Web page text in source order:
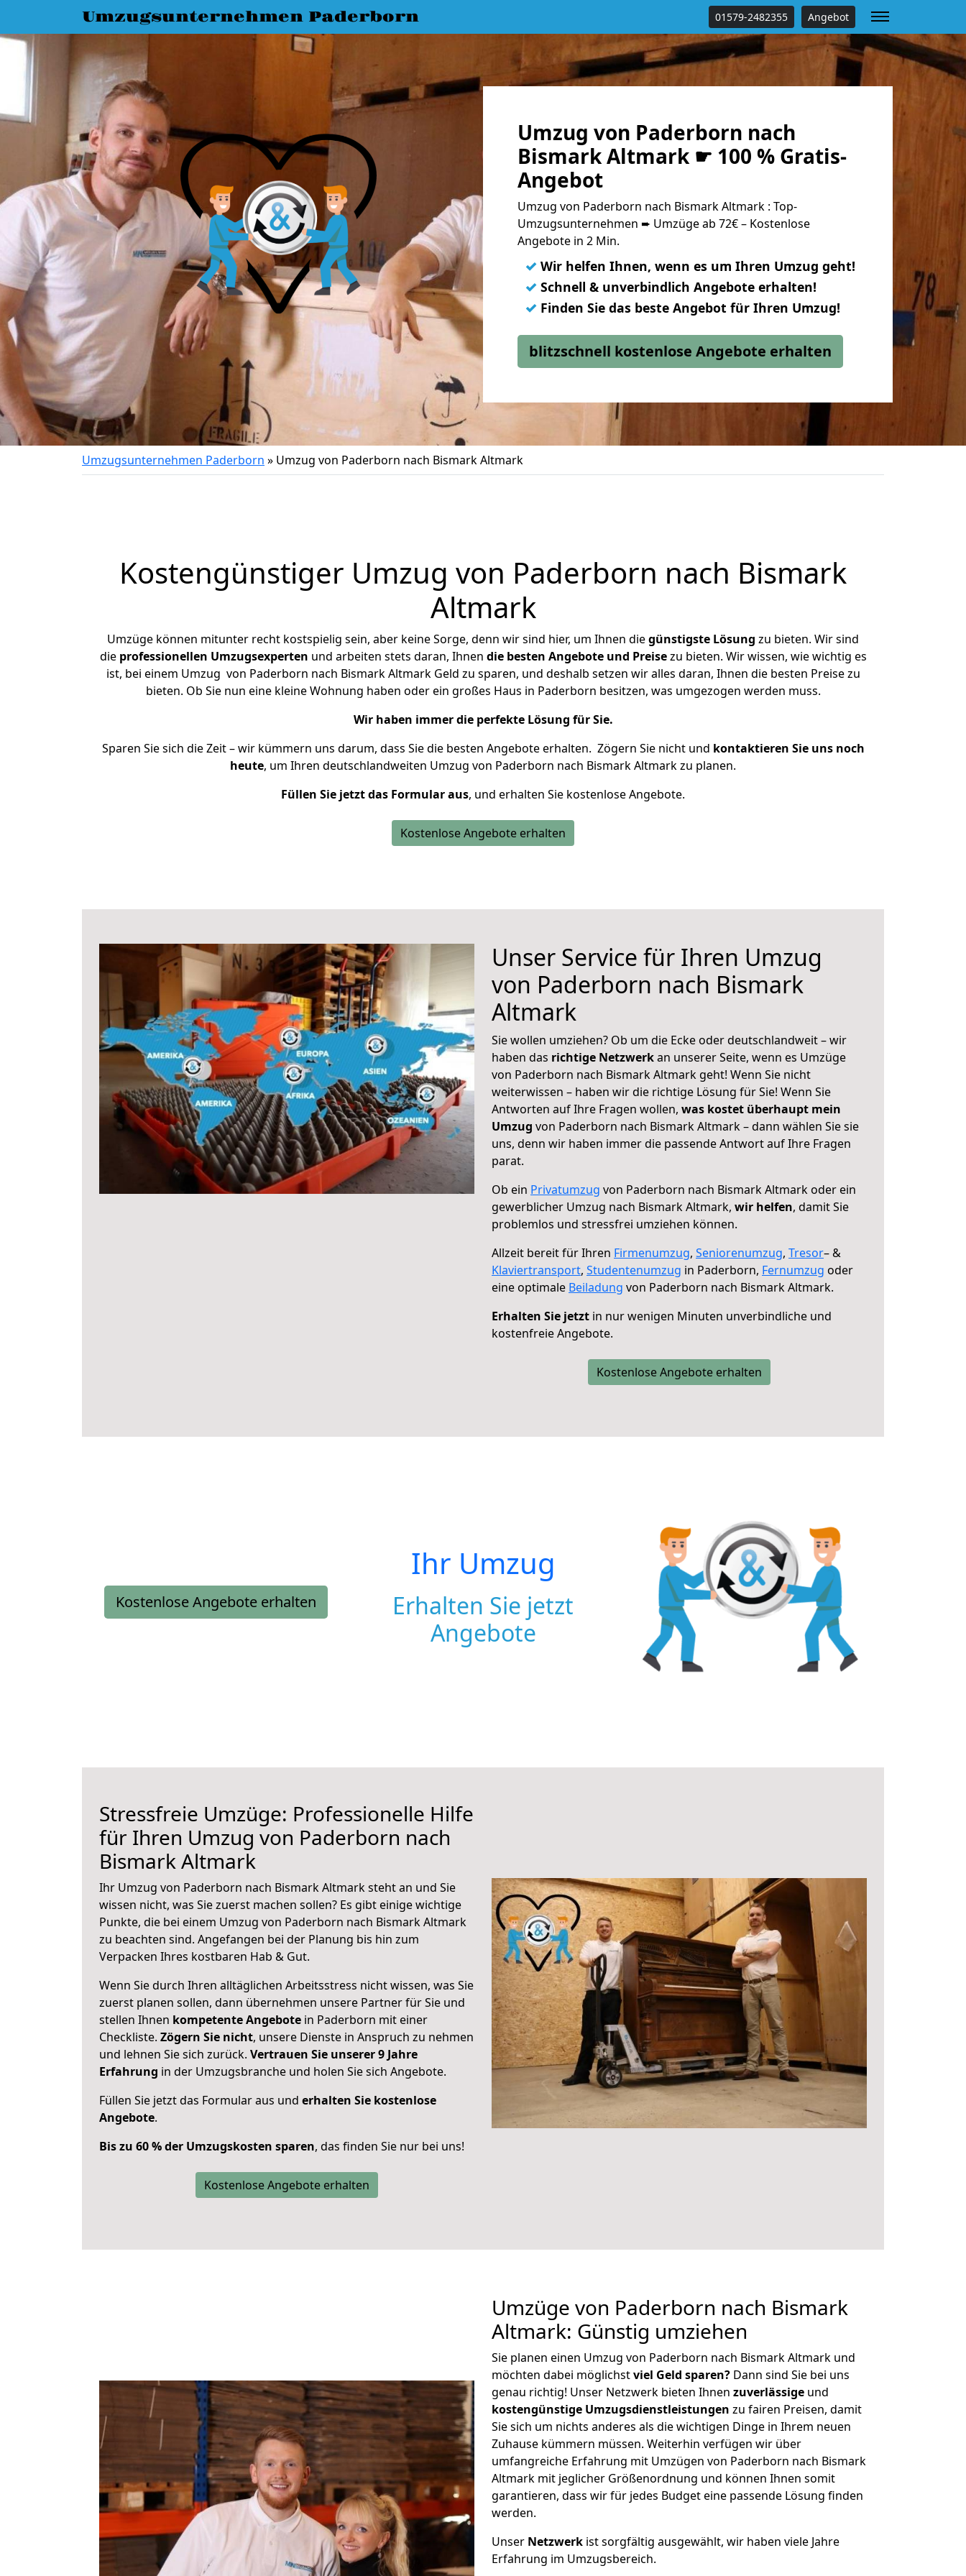
Umzugsunternehmen Paderborn 01579-2482355 Angebot
Umzug von Paderborn nach
Bismark Altmark ☛ 100 % Gratis-
Angebot
Umzug von Paderborn nach Bismark Altmark : Top-
Umzugsunternehmen ➨ Umzüge ab 72€ – Kostenlose
Angebote in 2 Min.
✓ Wir helfen Ihnen, wenn es um Ihren Umzug geht!
✓ Schnell & unverbindlich Angebote erhalten!
✓ Finden Sie das beste Angebot für Ihren Umzug!
blitzschnell kostenlose Angebote erhalten
Umzugsunternehmen Paderborn » Umzug von Paderborn nach Bismark Altmark
Kostengünstiger Umzug von Paderborn nach Bismark
Altmark
Umzüge können mitunter recht kostspielig sein, aber keine Sorge, denn wir sind hier, um Ihnen diegünstigste Lösung zu bieten. Wir sind
die professionellen Umzugsexperten und arbeiten stets daran, Ihnen die besten Angebote und Preisezu bieten. Wir wissen, wie wichtig es
ist, bei einem Umzug von Paderborn nach Bismark Altmark Geld zu sparen, und deshalb setzen wir alles daran, Ihnen die besten Preise zu
bieten. Ob Sie nun eine kleine Wohnung haben oder ein großes Haus in Paderborn besitzen, was umgezogen werden muss.
Wir haben immer die perfekte Lösung für Sie.
Sparen Sie sich die Zeit – wir kümmern uns darum, dass Sie die besten Angebote erhalten. Zögern Sie nicht und kontaktieren Sie uns noch
heute, um Ihren deutschlandweiten Umzug von Paderborn nach Bismark Altmark zu planen.
Füllen Sie jetzt das Formular aus, und erhalten Sie kostenlose Angebote.
Kostenlose Angebote erhalten
Unser Service für Ihren Umzug
von Paderborn nach Bismark
Altmark
Sie wollen umziehen? Ob um die Ecke oder deutschlandweit – wir
haben das richtige Netzwerkan unserer Seite, wenn es Umzüge
von Paderborn nach Bismark Altmark geht! Wenn Sie nicht
weiterwissen – haben wir die richtige Lösung für Sie! Wenn Sie
Antworten auf Ihre Fragen wollen, was kostet überhaupt mein
Umzug von Paderborn nach Bismark Altmark – dann wählen Sie sie
uns, denn wir haben immer die passende Antwort auf Ihre Fragen
parat.
Ob ein Privatumzug von Paderborn nach Bismark Altmark oder ein
gewerblicher Umzug nach Bismark Altmark, wir helfen, damit Sie
problemlos und stressfrei umziehen können.
Allzeit bereit für Ihren Firmenumzug, Seniorenumzug, Tresor– &
Klaviertransport, Studentenumzug in Paderborn, Fernumzug oder
eine optimale Beiladung von Paderborn nach Bismark Altmark.
Erhalten Sie jetzt in nur wenigen Minuten unverbindliche und
kostenfreie Angebote.
Kostenlose Angebote erhalten
Kostenlose Angebote erhalten
Ihr Umzug
Erhalten Sie jetzt
Angebote
Stressfreie Umzüge: Professionelle Hilfe
für Ihren Umzug von Paderborn nach
Bismark Altmark
Ihr Umzug von Paderborn nach Bismark Altmark steht an und Sie
wissen nicht, was Sie zuerst machen sollen? Es gibt einige wichtige
Punkte, die bei einem Umzug von Paderborn nach Bismark Altmark
zu beachten sind. Angefangen bei der Planung bis hin zum
Verpacken Ihres kostbaren Hab & Gut.
Wenn Sie durch Ihren alltäglichen Arbeitsstress nicht wissen, was Sie
zuerst planen sollen, dann übernehmen unsere Partner für Sie und
stellen Ihnen kompetente Angebote in Paderborn mit einer
Checkliste. Zögern Sie nicht, unsere Dienste in Anspruch zu nehmen
und lehnen Sie sich zurück. Vertrauen Sie unserer 9 Jahre
Erfahrung in der Umzugsbranche und holen Sie sich Angebote.
Füllen Sie jetzt das Formular aus und erhalten Sie kostenlose
Angebote.
Bis zu 60 % der Umzugskosten sparen, das finden Sie nur bei uns!
Kostenlose Angebote erhalten
Umzüge von Paderborn nach Bismark
Altmark: Günstig umziehen
Sie planen einen Umzug von Paderborn nach Bismark Altmark und
möchten dabei möglichstviel Geld sparen? Dann sind Sie bei uns
genau richtig! Unser Netzwerk bieten Ihnen zuverlässige und
kostengünstige Umzugsdienstleistungen zu fairen Preisen, damit
Sie sich um nichts anderes als die wichtigen Dinge in Ihrem neuen
Zuhause kümmern müssen. Weiterhin verfügen wir über
umfangreiche Erfahrung mit Umzügen von Paderborn nach Bismark
Altmark mit jeglicher Größenordnung und können Ihnen somit
garantieren, dass wir für jedes Budget eine passende Lösung finden
werden.
Unser Netzwerk ist sorgfältig ausgewählt, wir haben viele Jahre
Erfahrung im Umzugsbereich.